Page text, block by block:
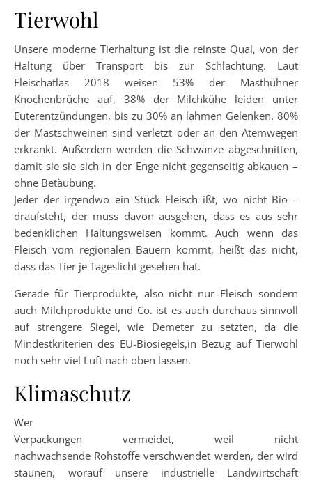
Tierwohl
Unsere moderne Tierhaltung ist die reinste Qual, von der
Haltung über Transport bis zur Schlachtung. Laut
Fleischatlas 2018 weisen 53% der Masthühner
Knochenbrüche auf, 38% der Milchkühe leiden unter
Euterentzündungen, bis zu 30% an lahmen Gelenken. 80%
der Mastschweinen sind verletzt oder an den Atemwegen
erkrankt. Außerdem werden die Schwänze abgeschnitten,
damit sie sie sich in der Enge nicht gegenseitig abkauen –
ohne Betäubung.
Jeder der irgendwo ein Stück Fleisch ißt, wo nicht Bio –
draufsteht, der muss davon ausgehen, dass es aus sehr
bedenklichen Haltungsweisen kommt. Auch wenn das
Fleisch vom regionalen Bauern kommt, heißt das nicht,
dass das Tier je Tageslicht gesehen hat.
Gerade für Tierprodukte, also nicht nur Fleisch sondern
auch Milchprodukte und Co. ist es auch durchaus sinnvoll
auf strengere Siegel, wie Demeter zu setzten, da die
Mindestkriterien des EU-Biosiegels,in Bezug auf Tierwohl
noch sehr viel Luft nach oben lassen.
Klimaschutz
Wer
Verpackungen vermeidet, weil nicht
nachwachsende Rohstoffe verschwendet werden, der wird
staunen, worauf unsere industrielle Landwirtschaft